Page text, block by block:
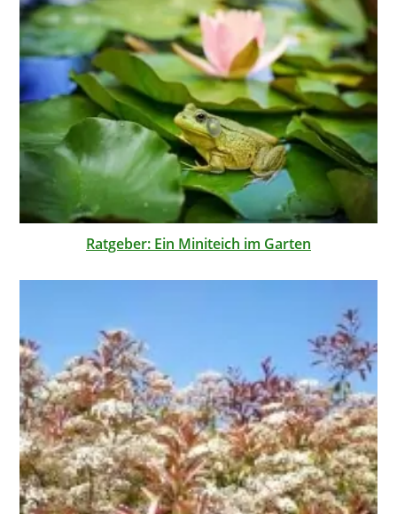
Ratgeber: Ein Miniteich im Garten